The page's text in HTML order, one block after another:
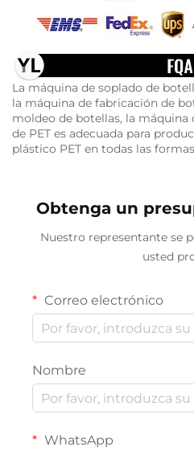
La máquina de soplado de
la máquina de fabricación de
moldeo de botellas, la
de PET es adecuada para
plástico PET en todas las
Obtenga un
Nuestro representante se
usted
Correo electrónico
Nombre
WhatsApp